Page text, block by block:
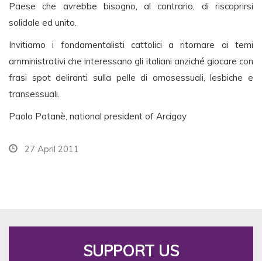
Paese che avrebbe bisogno, al contrario, di riscoprirsi
solidale ed unito.
Invitiamo i fondamentalisti cattolici a ritornare ai temi
amministrativi che interessano gli italiani anziché giocare con
frasi spot deliranti sulla pelle di omosessuali, lesbiche e
transessuali.
Paolo Patanè, national president of Arcigay
27 April 2011
SUPPORT US